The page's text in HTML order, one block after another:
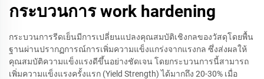
กระบวนการ work hardening
กระบวนการรีดเย็นมีการเปลี่ยนแปลงคุณสมบัติเชิงกลของวัสดุโดยพื้น
ฐานผ่านปรากฏการณ์การเพิ่มความแข็งแกร่งจากแรงกล ซึ่งส่งผลให้
คุณสมบัติความแข็งแรงดีขึ้นอย่างชัดเจน โดยกระบวนการนี้สามารถ
เพิ่มความแข็งแรงครั้งแรก (Yield Strength) ได้มากถึง 20-30% เมื่อ